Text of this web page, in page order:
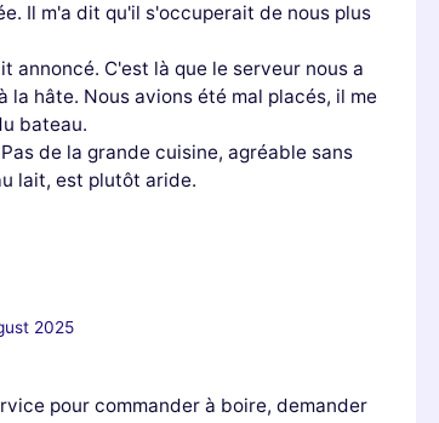
Il m'a dit qu'il s'occuperait de nous plus
annoncé. C'est là que le serveur nous a
hâte. Nous avions été mal placés, il me
bateau.
de la grande cuisine, agréable sans
lait, est plutôt aride.
2025
pour commander à boire, demander